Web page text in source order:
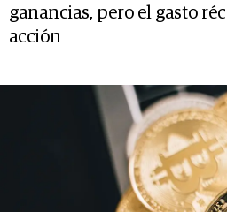
ganancias, pero el gasto
acción